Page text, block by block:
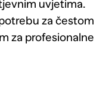
uvjetima.
za čestom
za profesionalne